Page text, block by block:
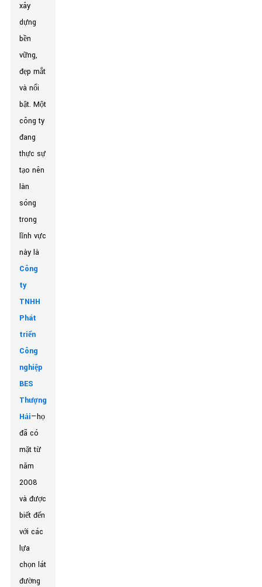
xây
dựng
bền
vững,
đẹp mắt
và nổi
bật. Một
công ty
đang
thực sự
tạo nên
làn
sóng
trong
lĩnh vực
này là
Công
ty
TNHH
Phát
triển
Công
nghiệp
BES
Thượng
Hải—họ
đã có
mặt từ
năm
2008
và được
biết đến
với các
lựa
chọn lát
đường